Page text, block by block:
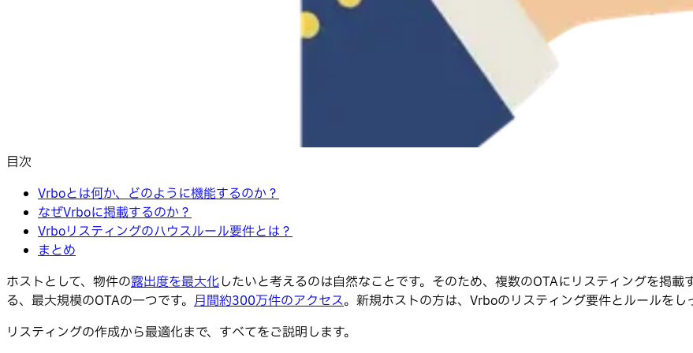
目次
Vrboとは何か、どのように機能するのか？
なぜVrboに掲載するのか？
Vrboリスティングのハウスルール要件とは？
まとめ
ホストとして、物件の露出度を最大化したいと考えるのは自然なことです。そのため、複数のOTAにリスティングを掲
る、最大規模のOTAの一つです。 月間約300万件のアクセス。新規ホストの方は、Vrboのリスティング要件とルールをし
リスティングの作成から最適化まで、すべてをご説明します。